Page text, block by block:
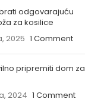
odgovarajuću
za kosilice
2025 1 Comment
pripremiti dom za
2024 1 Comment